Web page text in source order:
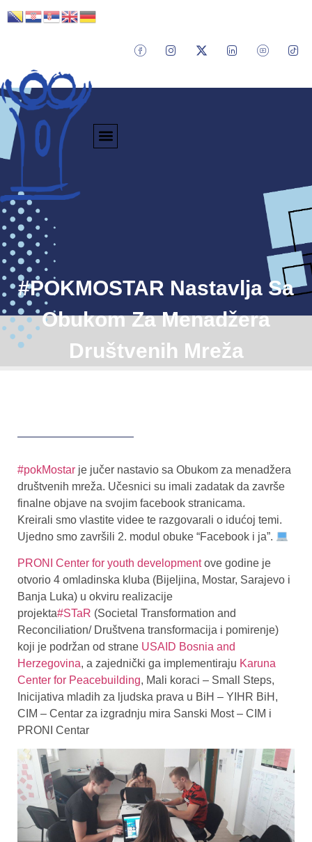
#POKMOSTAR Nastavlja Sa
Obukom Za Menadžera
Društvenih Mreža
#pokMostar je jučer nastavio sa Obukom za menadžera
društvenih mreža. Učesnici su imali zadatak da završe
finalne objave na svojim facebook stranicama.
Kreirali smo vlastite videe te razgovarali o idućoj temi.
Ujedno smo završili 2. modul obuke “Facebook i ja”.
PRONI Center for youth developmentove godine je
otvorio 4 omladinska kluba (Bijeljina, Mostar, Sarajevo i
Banja Luka) u okviru realizacije
projekta#STaR (Societal Transformation and
Reconciliation/ Društvena transformacija i pomirenje)
koji je podržan od strane USAID Bosnia and
Herzegovina, a zajednički ga implementiraju Karuna
Center for Peacebuilding, Mali koraci – Small Steps,
Inicijativa mladih za ljudska prava u BiH – YIHR BiH,
CIM – Centar za izgradnju mira Sanski Most – CIM i
PRONI Centar